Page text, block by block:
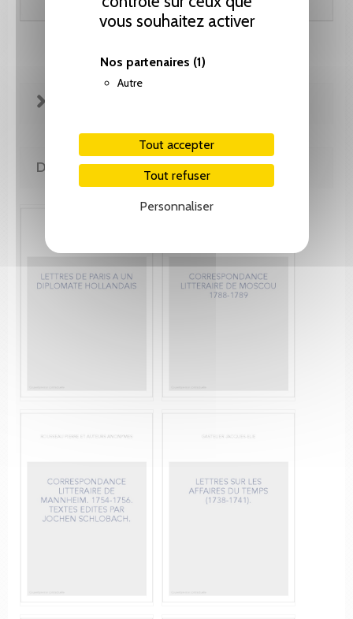
vous souhaitez activer
Nos partenaires (1)
Autre
Tout accepter
Tout refuser
Personnaliser
DE LA MÊME COLLECTION